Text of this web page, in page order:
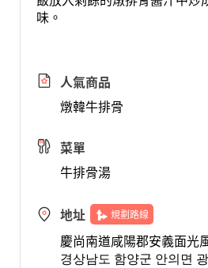
味。
人氣商品
燉韓牛排骨
菜單
牛排骨湯
地址 規劃路線
慶尚南道咸陽郡安義面光
경상남도 함양군 안의면